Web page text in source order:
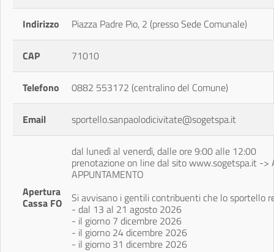
Indirizzo Piazza Padre Pio, 2 (presso Sede Comunale)
CAP 71010
Telefono 0882 553172 (centralino del Comune)
Email sportello.sanpaolodicivitate@sogetspa.it
Apertura
Cassa FO
dal lunedì al venerdì, dalle ore 9:00 alle 12:00
prenotazione on line dal sito www.sogetspa.it ->
APPUNTAMENTO
Si avvisano i gentili contribuenti che lo sportello
- dal 13 al 21 agosto 2026
- il giorno 7 dicembre 2026
- il giorno 24 dicembre 2026
- il giorno 31 dicembre 2026